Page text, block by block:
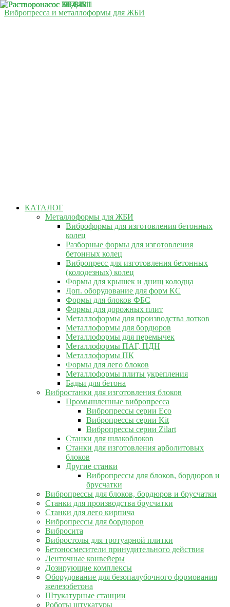
Вибропресса и металлоформы для ЖБИ
КАТАЛОГ
Металлоформы для ЖБИ
Виброформы для изготовления бетонных
колец
Разборные формы для изготовления
бетонных колец
Вибропресс для изготовления бетонных
(колодезных) колец
Формы для крышек и днищ колодца
Доп. оборудование для форм КС
Формы для блоков ФБС
Формы для дорожных плит
Металлоформы для производства лотков
Металлоформы для бордюров
Металлоформы для перемычек
Металлоформы ПАГ, ПДН
Металлоформы ПК
Формы для лего блоков
Металлоформы плиты укрепления
Бадьи для бетона
Вибростанки для изготовления блоков
Промышленные вибропресса
Вибропрессы серии Eco
Вибропрессы серии Kit
Вибропрессы серии Zilart
Станки для шлакоблоков
Станки для изготовления арболитовых
блоков
Другие станки
Вибропрессы для блоков, бордюров и
брусчатки
Вибропрессы для блоков, бордюров и брусчатки
Станки для производства брусчатки
Станки для лего кирпича
Вибропрессы для бордюров
Вибросита
Вибростолы для тротуарной плитки
Бетоносмесители принудительного действия
Ленточные конвейеры
Дозирующие комплексы
Оборудование для безопалубочного формования
железобетона
Штукатурные станции
Роботы штукатуры